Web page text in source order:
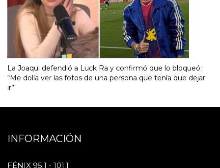
La Joaqui defendió a Luck Ra y confirmó que lo bloqueó:
“Me dolía ver las fotos de una persona que tenía que dejar
ir”
INFORMACIÓN
FÉNIX 95.1 - 101.1